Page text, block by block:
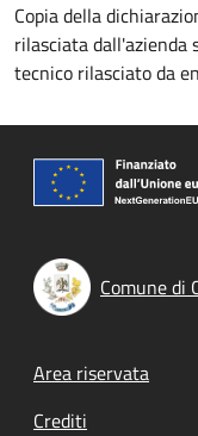
Copia della
rilasciata
tecnico rilasciato da
Comune di
Footer
Area riservata
Crediti